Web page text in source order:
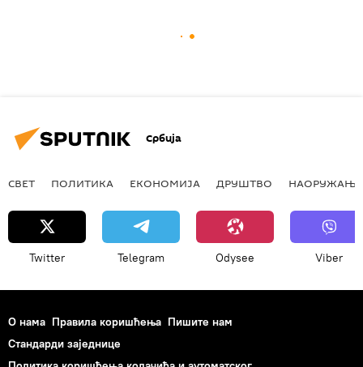
Србија
СВЕТ ПОЛИТИКА ЕКОНОМИЈА ДРУШТВО НАОРУЖАЊЕ
Twitter Telegram Odysee Viber
О нама Правила коришћења Пишите нам
Стандарди заједнице